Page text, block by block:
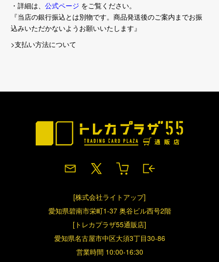
・詳細は、公式ページ をご覧ください。
『当店の銀行振込とは別物です。商品発送後のご案内までお振
込みいただかないようお願いいたします』
>支払い方法について
[株式会社ライトアップ]
愛知県碧南市栄町1-37 奥谷ビル西号2階
[トレカプラザ55通販店]
愛知県名古屋市中区大須3丁目30-86
営業時間 10:00-16:30